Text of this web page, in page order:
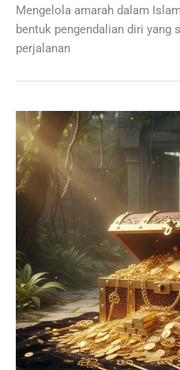
Mengelola amarah dalam
bentuk pengendalian diri yang
perjalanan